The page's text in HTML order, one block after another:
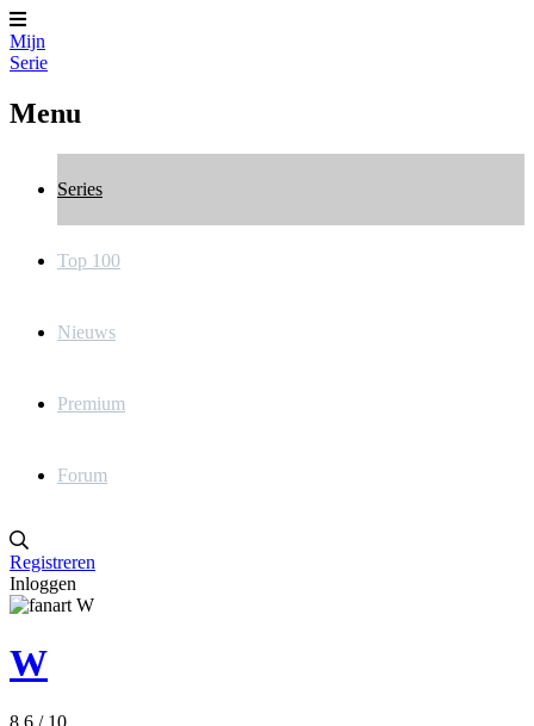
Mijn
Serie
Menu
Series
Top 100
Nieuws
Premium
Forum
Registreren
Inloggen
W
8.6 / 10